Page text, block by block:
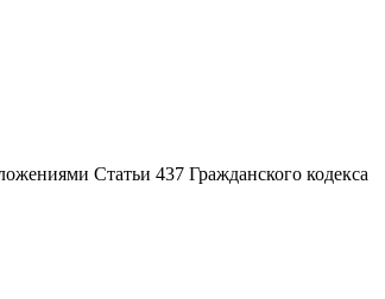
Статьи 437 Гражданского кодекса